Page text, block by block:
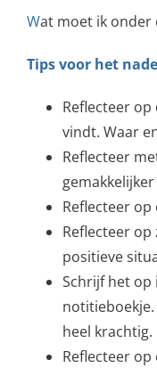
Wat moet ik onder
Tips voor het
Reflecteer
vindt. Waar
Reflecteer
gemakkelijker
Reflecteer
Reflecteer
positieve
Schrijf het op
heel krachtig.
Reflecteer